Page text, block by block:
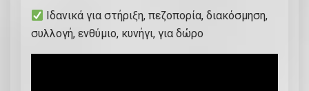
Ιδανικά για στήριξη, πεζοπορία, διακόσμηση,
συλλογή, ενθύμιο, κυνήγι, για δώρο